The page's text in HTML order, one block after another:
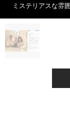
ミステリアスな雰